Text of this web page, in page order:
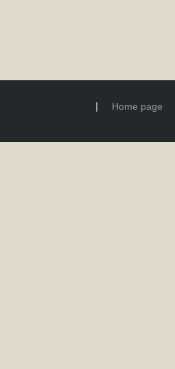
Home page